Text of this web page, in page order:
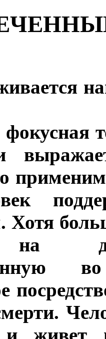
Хотя
на
и живет